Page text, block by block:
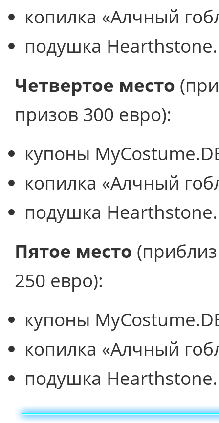
копилка «Алчный
подушка Hearthstone.
Четвертое место
призов 300 евро):
купоны
копилка «Алчный
подушка Hearthstone.
Пятое место
250 евро):
купоны
копилка «Алчный
подушка Hearthstone.